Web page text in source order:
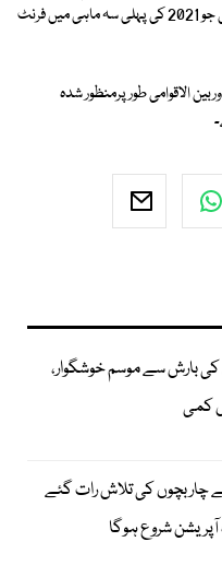
ویکسین کی بارہ لاکھ Doses خریدی جائیں گی جو 2021 کی پہلی سہ ماہی میں فرنٹ
الاقوامی طورپرمنظور شدہ
بارش سے موسم خوشگوار،
کمی
چار بچوں کی تلاش رات گئے
شروع ہوگا